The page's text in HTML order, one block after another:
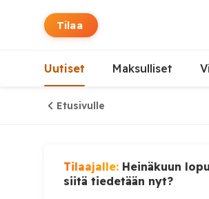
Tilaa
Uutiset Maksulliset
Etusivulle
Tilaajalle: Heinäkuun
siitä tiedetään nyt?